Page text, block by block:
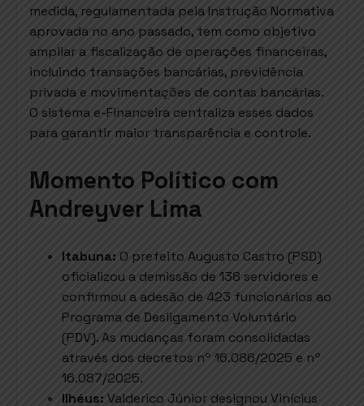
medida, regulamentada pela Instrução Normativa
aprovada no ano passado, tem como objetivo
ampliar a fiscalização de operações financeiras,
incluindo transações bancárias, previdência
privada e movimentações de contas bancárias.
O sistema e-Financeira centraliza esses dados
para garantir maior transparência e controle.
Momento Político com
Andreyver Lima
Itabuna: O prefeito Augusto Castro (PSD)
oficializou a demissão de 138 servidores e
confirmou a adesão de 423 funcionários ao
Programa de Desligamento Voluntário
(PDV). As mudanças foram consolidadas
através dos decretos nº 16.086/2025 e nº
16.087/2025.
Ilhéus: Valderico Júnior designou Vinícius